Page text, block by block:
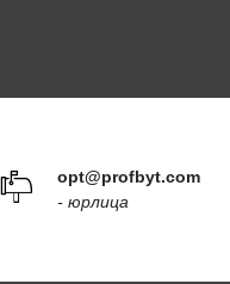
opt@profbyt.com
- юрлица